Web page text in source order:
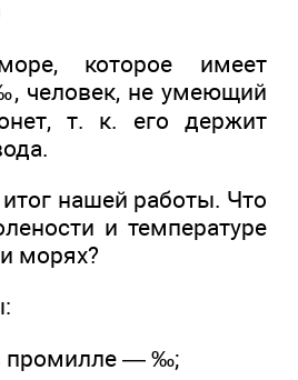
которое имеет
человек, не умеющий
т. к. его держит
нашей работы. Что
и температуре
морях?
промилле — ‰;